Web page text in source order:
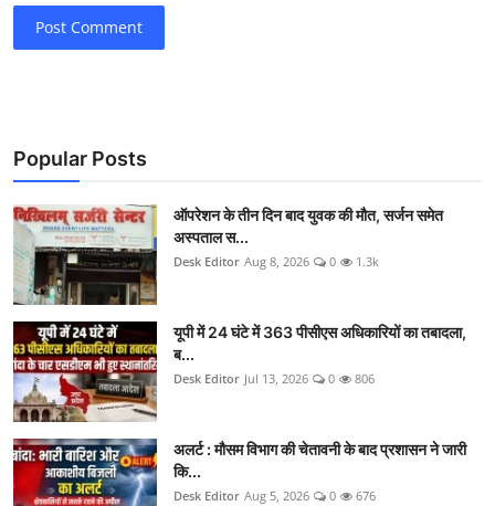
Post Comment
Popular Posts
ऑपरेशन के तीन दिन बाद युवक की मौत, सर्जन समेत
अस्पताल स...
Desk Editor Aug 8, 2026 0 1.3k
यूपी में 24 घंटे में 363 पीसीएस अधिकारियों का तबादला,
ब...
Desk Editor Jul 13, 2026 0 806
अलर्ट : मौसम विभाग की चेतावनी के बाद प्रशासन ने जारी
कि...
Desk Editor Aug 5, 2026 0 676